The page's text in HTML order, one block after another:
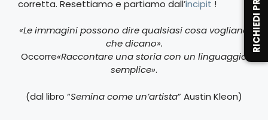
corretta. Resettiamo e partiamo dall’incipit !
«Le immagini possono dire qualsiasi cosa vogliano
che dicano».
Occorre«Raccontare una storia con un linguaggio
semplice».
(dal libro “Semina come un’artista” Austin Kleon)